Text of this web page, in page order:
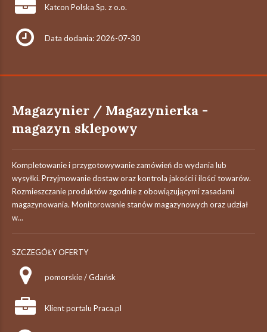
Katcon Polska Sp. z o.o.
Data dodania: 2026-07-30
Magazynier / Magazynierka -
magazyn sklepowy
Kompletowanie i przygotowywanie zamówień do wydania lub
wysyłki. Przyjmowanie dostaw oraz kontrola jakości i ilości towarów.
Rozmieszczanie produktów zgodnie z obowiązującymi zasadami
magazynowania. Monitorowanie stanów magazynowych oraz udział
w...
SZCZEGÓŁY OFERTY
pomorskie / Gdańsk
Klient portalu Praca.pl